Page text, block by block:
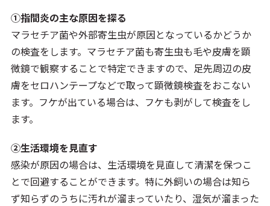
①指間炎の主な原因を探る
マラセチア菌や外部寄生虫が原因となっているかどうか
の検査をします。マラセチア菌も寄生虫も毛や皮膚を顕
微鏡で観察することで特定できますので、足先周辺の皮
膚をセロハンテープなどで取って顕微鏡検査をおこない
ます。フケが出ている場合は、フケも剥がして検査をし
ます。
②生活環境を見直す
感染が原因の場合は、生活環境を見直して清潔を保つこ
とで回避することができます。特に外飼いの場合は知ら
ず知らずのうちに汚れが溜まっていたり、湿気が溜まった